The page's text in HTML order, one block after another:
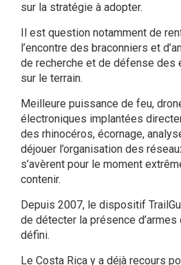
sur la stratégie à adopter.
Il est question notamment de
l’encontre des braconniers et
de recherche et de défense des
sur le terrain.
Meilleure puissance de feu,
électroniques implantées
des rhinocéros, écornage,
déjouer l’organisation des
s’avèrent pour le moment
contenir.
Depuis 2007, le dispositif
de détecter la présence d’armes
défini.
Le Costa Rica y a déjà recours